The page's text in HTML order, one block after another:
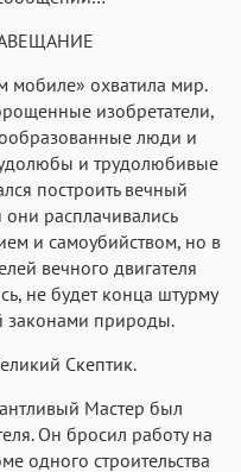
мобиле» охватила мир.
изобретатели,
люди и
и трудолюбивые
построить вечный
они расплачивались
и самоубийством, но в
вечного двигателя
не будет конца штурму
законами природы.
Скептик.
Мастер был
Он бросил работу на
одного строительства